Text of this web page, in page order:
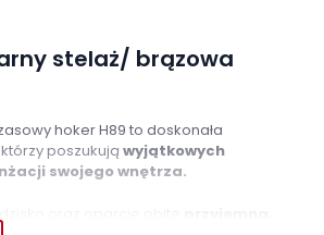
stelaż/ brązowa
hoker H89 to doskonała
poszukują wyjątkowych
swojego wnętrza.